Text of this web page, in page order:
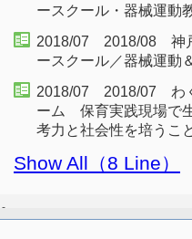
ースクール・器械運動
2018/07 2018/08 神
ースクール／器械運動
2018/07 2018/07 わ
ーム 保育実践現場で
考力と社会性を培うこ
Show All（8 Line）
-